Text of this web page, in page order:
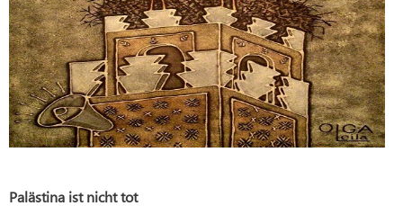
Palästina ist nicht tot